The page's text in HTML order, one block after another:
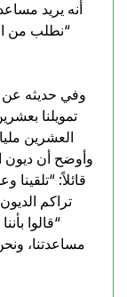
أنه يريد
“نطلب من
وفي حديثه
تمويلنا
العشرين
وأوضح أن ديون
قائلاً: “تلقينا
تراكم
“قالوا
مساعدتنا،